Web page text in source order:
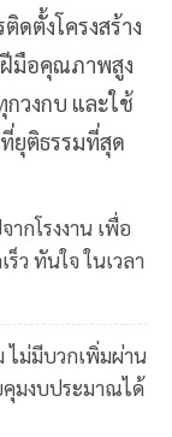
ดตั้งโครงสร้าง
ฝีมือคุณภาพสูง
วงกบ และใช้
ยุติธรรมที่สุด
กโรงงาน เพื่อ
ร็ว ทันใจ ในเวลา
ไม่มีบวกเพิ่มผ่าน
มงบประมาณได้